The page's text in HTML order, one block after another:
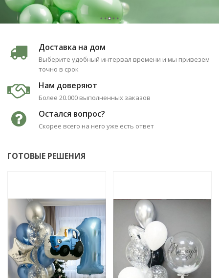
Доставка на дом
Выберите удобный интервал времени и мы привезем
точно в срок
Нам доверяют
Более 20.000 выполненных заказов
Остался вопрос?
Скорее всего на него уже есть ответ
ГОТОВЫЕ РЕШЕНИЯ